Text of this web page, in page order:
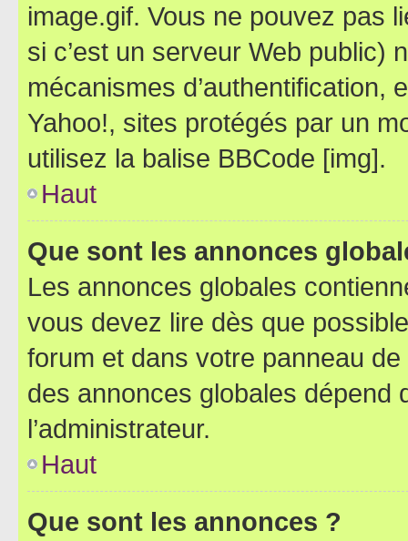
image.gif. Vous ne pouvez pas
si c’est un serveur Web public)
mécanismes d’authentification,
Yahoo!, sites protégés par un
utilisez la balise BBCode [img].
Haut
Que sont les annonces
Les annonces globales
vous devez lire dès que
forum et dans votre panneau
des annonces globales dépend
l’administrateur.
Haut
Que sont les annonces ?